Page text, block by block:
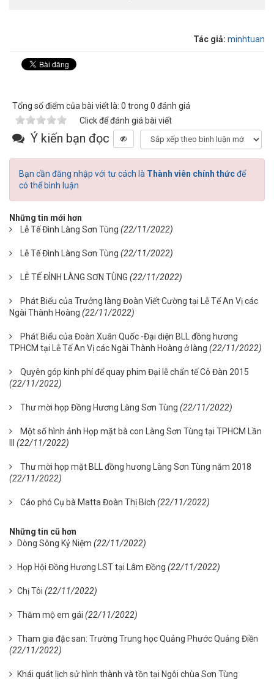
Tác giả: minhtuan
Tổng số điểm của bài viết là: 0 trong 0 đánh giá
Click để đánh giá bài viết
Ý kiến bạn đọc
Bạn cần đăng nhập với tư cách là Thành viên chính thứcđể
có thể bình luận
Những tin mới hơn
Lễ Tế Đình Làng Sơn Tùng (22/11/2022)
Lễ Tế Đình Làng Sơn Tùng (22/11/2022)
LỄ TẾ ĐÌNH LÀNG SƠN TÙNG (22/11/2022)
Phát Biểu của Trưởng làng Đoàn Viết Cường tại Lễ Tế An Vị các
Ngài Thành Hoàng (22/11/2022)
Phát Biểu của Đoàn Xuân Quốc -Đại diện BLL đồng hương
TPHCM tại Lễ Tế An Vị các Ngài Thành Hoàng ở làng (22/11/2022)
Quyên góp kinh phí để quay phim Đại lễ chẩn tế Cô Đàn 2015
(22/11/2022)
Thư mời họp Đồng Hương Làng Sơn Tùng (22/11/2022)
Một số hình ảnh Họp mặt bà con Làng Sơn Tùng tại TPHCM Lần
III (22/11/2022)
Thư mời họp mặt BLL đồng hương Làng Sơn Tùng năm 2018
(22/11/2022)
Cáo phó Cụ bà Matta Đoàn Thị Bích (22/11/2022)
Những tin cũ hơn
Dòng Sông Kỷ Niệm (22/11/2022)
Họp Hội Đồng Hương LST tại Lâm Đồng (22/11/2022)
Chị Tôi (22/11/2022)
Thăm mộ em gái (22/11/2022)
Tham gia đặc san: Trường Trung học Quảng Phước Quảng Điền
(22/11/2022)
Khái quát lịch sử hình thành và tồn tại Ngôi chùa Sơn Tùng